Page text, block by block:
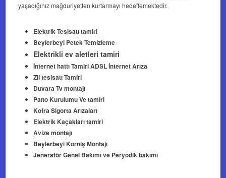
yaşadığınız mağduriyetten kurtarmayı hedeflemektedir.
Elektrik Tesisatı tamiri
Beylerbeyi Petek Temizleme
Elektrikli ev aletleri tamiri
İnternet hattı Tamiri ADSL İnternet Arıza
Zil tesisatı Tamiri
Duvara Tv montajı
Pano Kurulumu Ve tamiri
Kofra Sigorta Arızaları
Elektrik Kaçakları tamiri
Avize montajı
Beylerbeyi Korniş Montajı
Jeneratör Genel Bakımı ve Peryodik bakımı